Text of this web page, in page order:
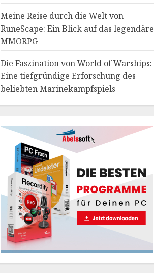
Meine Reise durch die Welt von
RuneScape: Ein Blick auf das legendäre
MMORPG
Die Faszination von World of Warships:
Eine tiefgründige Erforschung des
beliebten Marinekampfspiels